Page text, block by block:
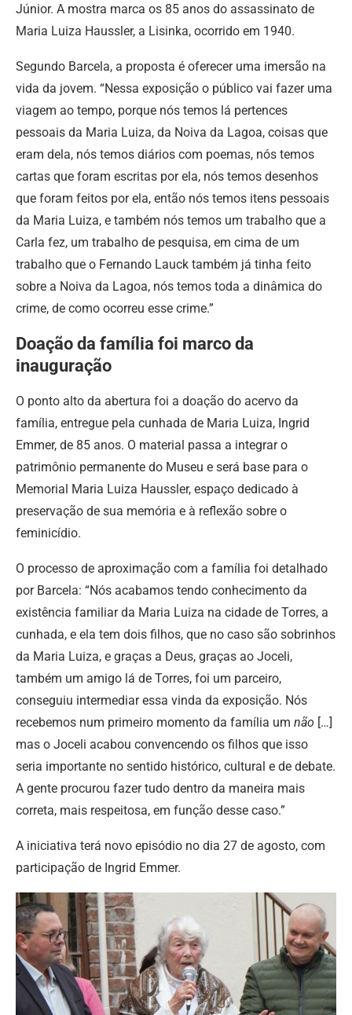
Júnior. A mostra marca os 85 anos do assassinato de
Maria Luiza Haussler, a Lisinka, ocorrido em 1940.
Segundo Barcela, a proposta é oferecer uma imersão na
vida da jovem. “Nessa exposição o público vai fazer uma
viagem ao tempo, porque nós temos lá pertences
pessoais da Maria Luiza, da Noiva da Lagoa, coisas que
eram dela, nós temos diários com poemas, nós temos
cartas que foram escritas por ela, nós temos desenhos
que foram feitos por ela, então nós temos itens pessoais
da Maria Luiza, e também nós temos um trabalho que a
Carla fez, um trabalho de pesquisa, em cima de um
trabalho que o Fernando Lauck também já tinha feito
sobre a Noiva da Lagoa, nós temos toda a dinâmica do
crime, de como ocorreu esse crime.”
Doação da família foi marco da
inauguração
O ponto alto da abertura foi a doação do acervo da
família, entregue pela cunhada de Maria Luiza, Ingrid
Emmer, de 85 anos. O material passa a integrar o
patrimônio permanente do Museu e será base para o
Memorial Maria Luiza Haussler, espaço dedicado à
preservação de sua memória e à reflexão sobre o
feminicídio.
O processo de aproximação com a família foi detalhado
por Barcela: “Nós acabamos tendo conhecimento da
existência familiar da Maria Luiza na cidade de Torres, a
cunhada, e ela tem dois filhos, que no caso são sobrinhos
da Maria Luiza, e graças a Deus, graças ao Joceli,
também um amigo lá de Torres, foi um parceiro,
conseguiu intermediar essa vinda da exposição. Nós
recebemos num primeiro momento da família um não […]
mas o Joceli acabou convencendo os filhos que isso
seria importante no sentido histórico, cultural e de debate.
A gente procurou fazer tudo dentro da maneira mais
correta, mais respeitosa, em função desse caso.”
A iniciativa terá novo episódio no dia 27 de agosto, com
participação de Ingrid Emmer.